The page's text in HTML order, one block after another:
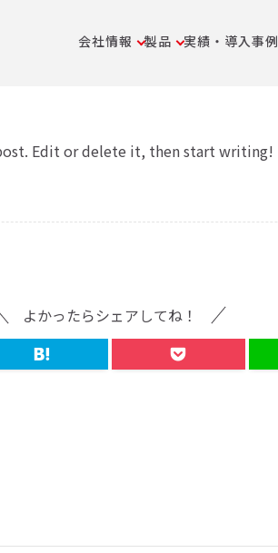
会社情報 製品 実績・導入事例
Edit or delete it, then start writing!
よかったらシェアしてね！